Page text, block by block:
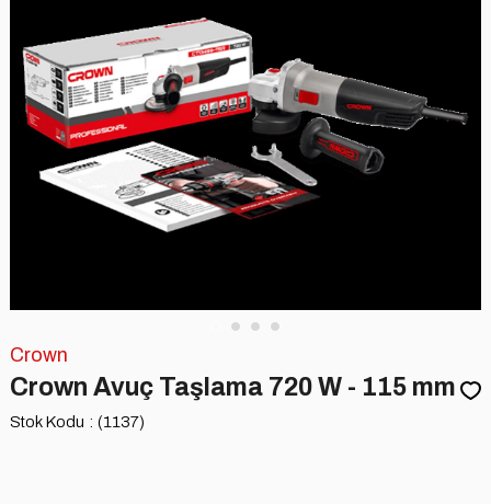
Crown
Crown Avuç Taşlama 720 W - 115 mm
Stok Kodu (1137)